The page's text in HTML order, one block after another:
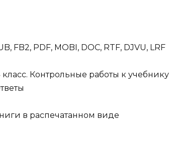
FB2, PDF, MOBI, DOC, RTF, DJVU, LRF
Контрольные работы к учебнику
в распечатанном виде